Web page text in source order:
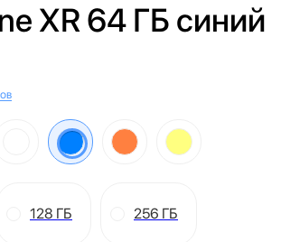
XR 64 ГБ синий
128 ГБ 256 ГБ